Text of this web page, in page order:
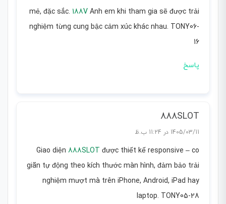
mẻ, đặc sắc. 188V Anh em khi tham gia sẽ được trải
nghiệm từng cung bậc cảm xúc khác nhau. TONY06-
16
پاسخ
888SLOT
1405/03/11 در 11:24 ب.ظ
Giao diện 888SLOT được thiết kế responsive – co
giãn tự động theo kích thước màn hình, đảm bảo trải
nghiệm mượt mà trên iPhone, Android, iPad hay
laptop. TONY05-28